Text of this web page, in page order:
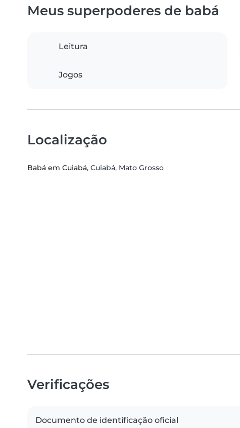
Meus superpoderes de babá
Leitura
Jogos
Localização
Babá em Cuiabá, Cuiabá, Mato Grosso
Verificações
Documento de identificação oficial